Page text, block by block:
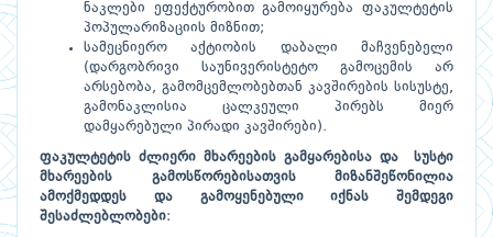
ნაკლები ეფექტურობით გამოიყურება ფაკულტეტის
პოპულარიზაციის მიზნით;
სამეცნიერო აქტიობის დაბალი მაჩვენებელი
(დარგობრივი საუნივერისტეტო გამოცემის არ
არსებობა, გამომცემლობებთან კავშირების სისუსტე,
გამონაკლისია ცალკეული პირებს მიერ
დამყარებული პირადი კავშირები).
ფაკულტეტის ძლიერი მხარეების გამყარებისა და სუსტი
მხარეების გამოსწორებისათვის მიზანშეწონილია
ამოქმედდეს და გამოყენებული იქნას შემდეგი
შესაძლებლობები: